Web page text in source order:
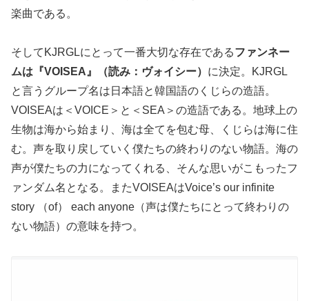
楽曲である。
そしてKJRGLにとって一番大切な存在であるファンネー
ムは『VOISEA』（読み：ヴォイシー） に決定。KJRGL
と言うグループ名は日本語と韓国語のくじらの造語。
VOISEAは＜VOICE＞と＜SEA＞の造語である。地球上の
生物は海から始まり、海は全てを包む母、くじらは海に住
む。声を取り戻していく僕たちの終わりのない物語。海の
声が僕たちの力になってくれる、そんな思いがこもったフ
ァンダム名となる。またVOISEAはVoice’s our infinite
story （of） each anyone（声は僕たちにとって終わりの
ない物語）の意味を持つ。